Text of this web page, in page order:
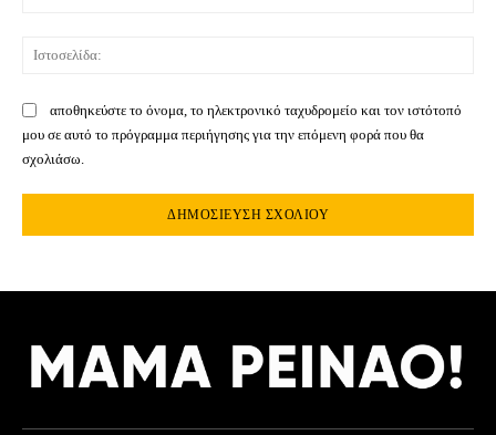
αποθηκεύστε το όνομα, το ηλεκτρονικό ταχυδρομείο και τον ιστότοπό
μου σε αυτό το πρόγραμμα περιήγησης για την επόμενη φορά που θα
σχολιάσω.